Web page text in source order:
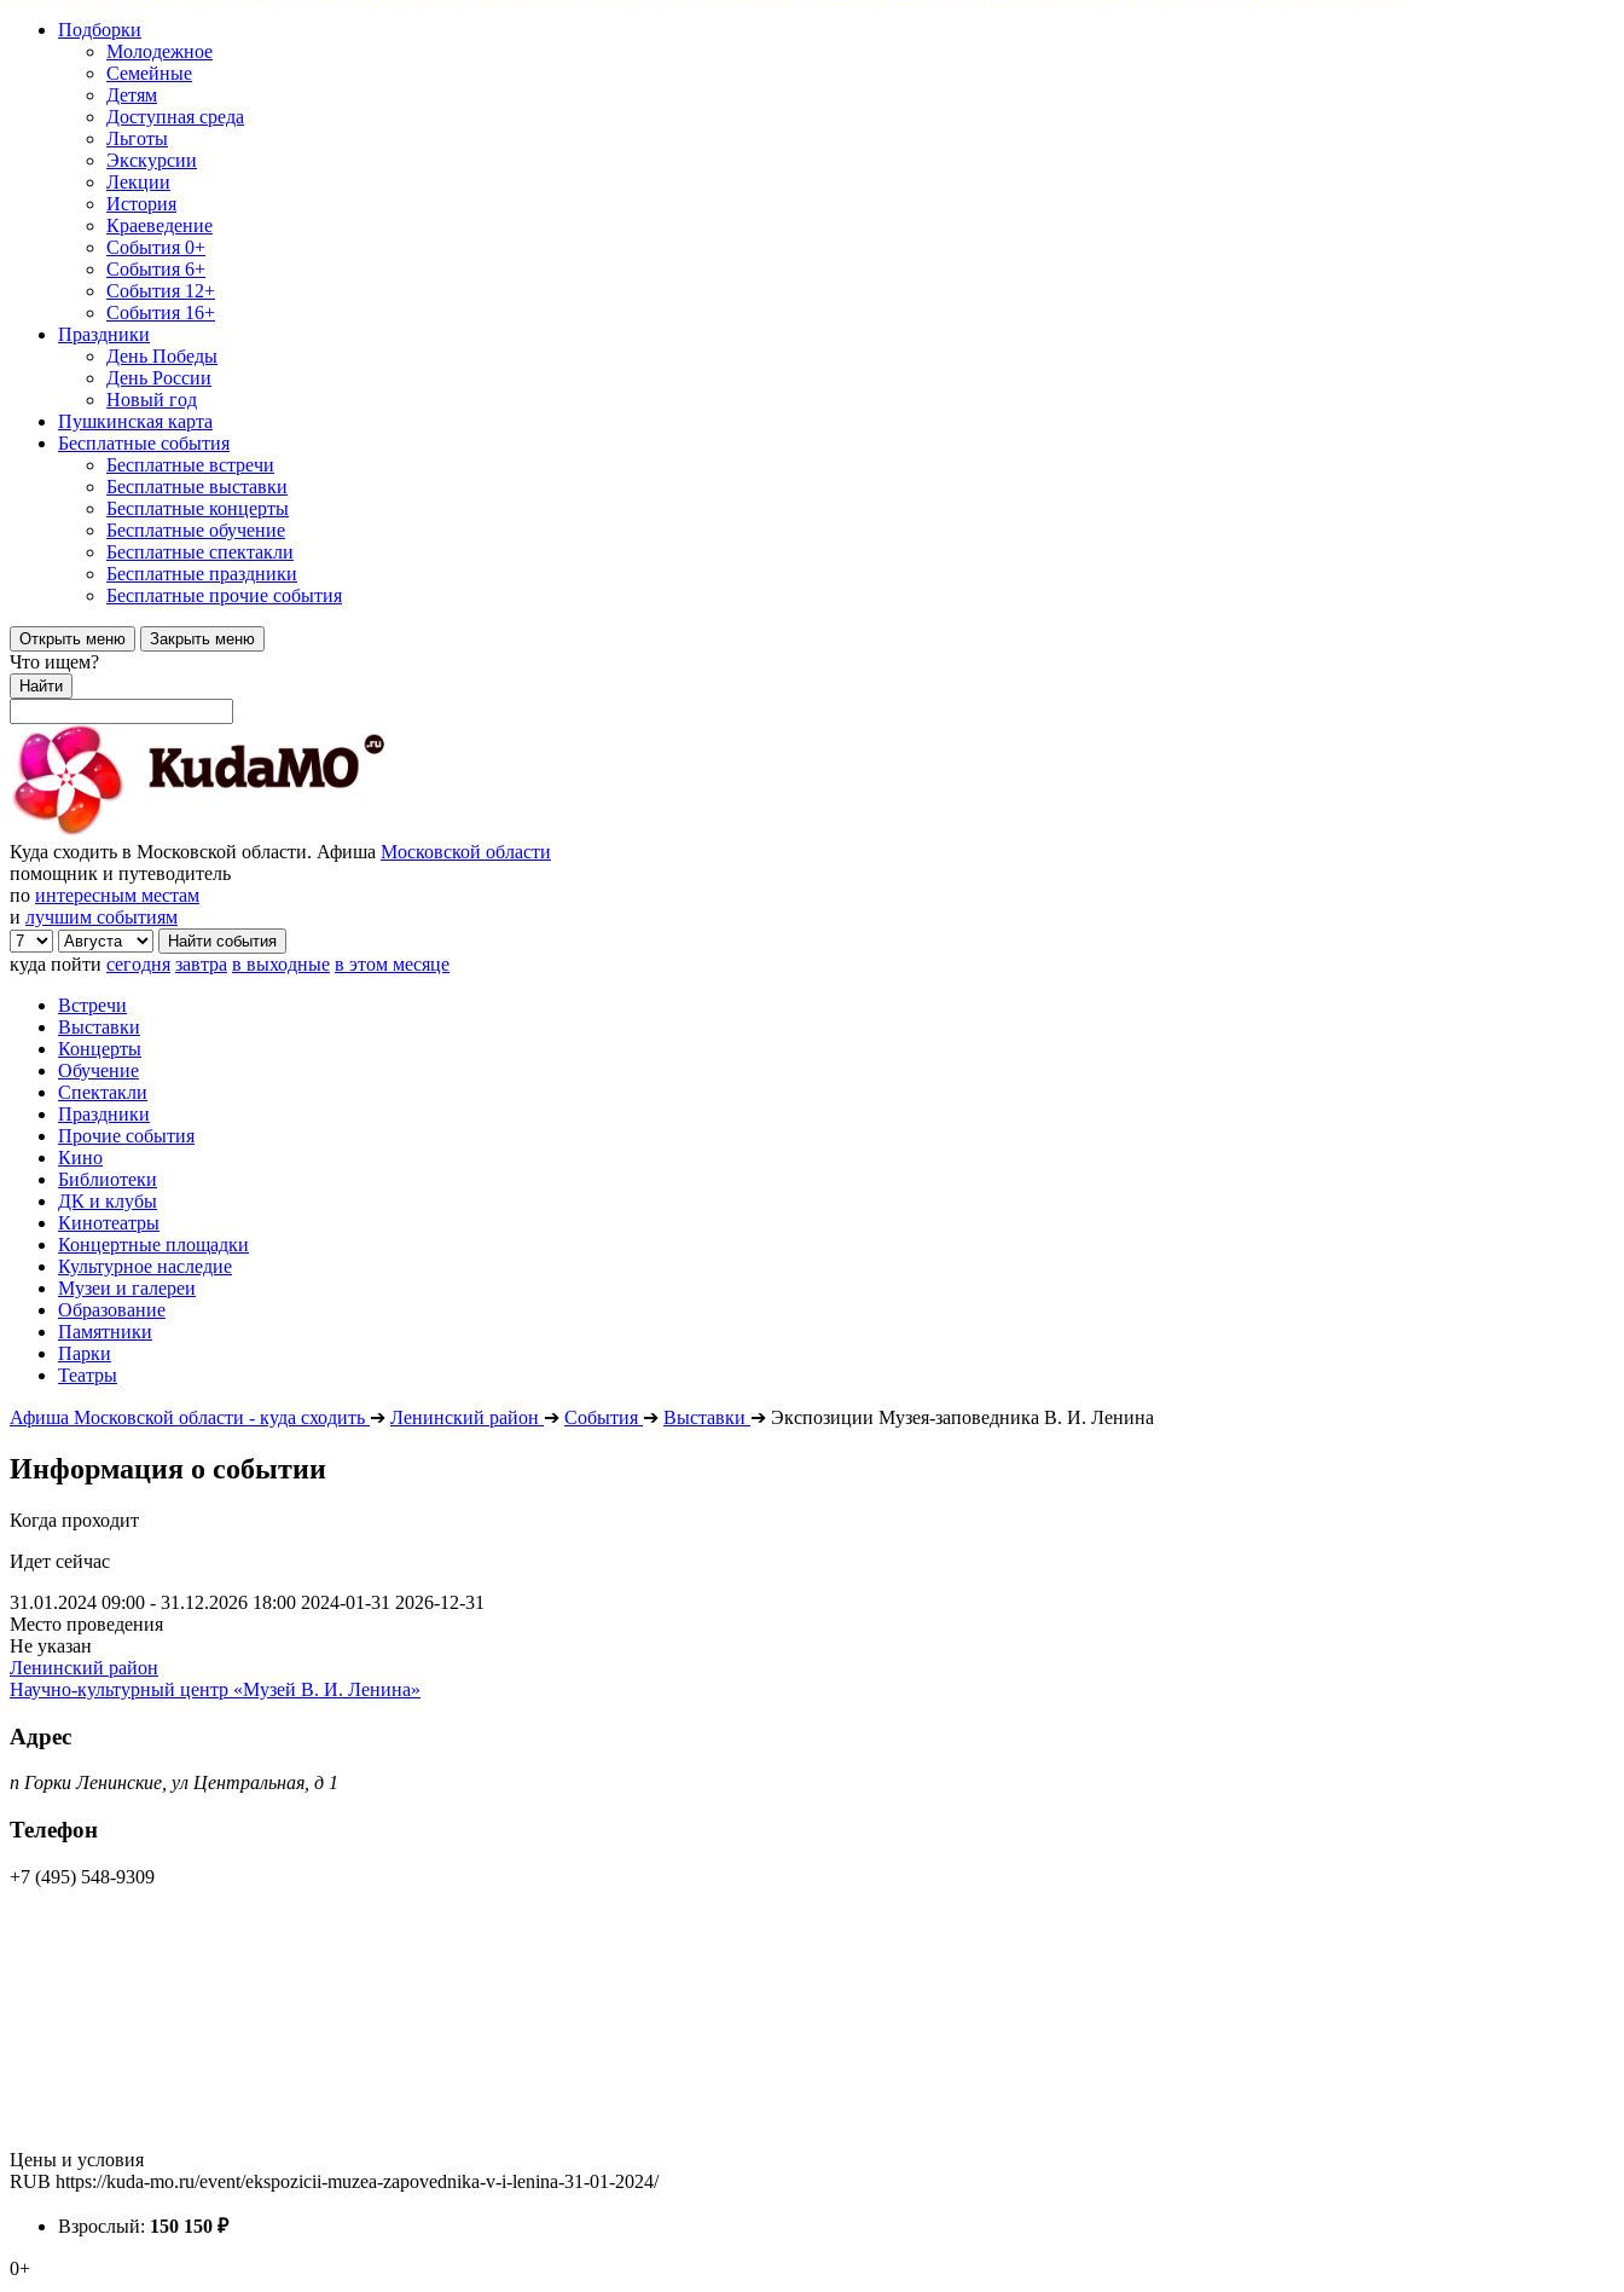
Подборки
Молодежное
Семейные
Детям
Доступная среда
Льготы
Экскурсии
Лекции
История
Краеведение
События 0+
События 6+
События 12+
События 16+
Праздники
День Победы
День России
Новый год
Пушкинская карта
Бесплатные события
Бесплатные встречи
Бесплатные выставки
Бесплатные концерты
Бесплатные обучение
Бесплатные спектакли
Бесплатные праздники
Бесплатные прочие события
Открыть меню Закрыть меню
Что ищем?
Найти
Куда сходить в Московской области. Афиша Московской области
помощник и путеводитель
по интересным местам
и лучшим событиям
куда пойти сегодня завтра в выходные в этом месяце
Встречи
Выставки
Концерты
Обучение
Спектакли
Праздники
Прочие события
Кино
Библиотеки
ДК и клубы
Кинотеатры
Концертные площадки
Культурное наследие
Музеи и галереи
Образование
Памятники
Парки
Театры
Афиша Московской области - куда сходить ➔ Ленинский район ➔ События ➔ Выставки ➔ Экспозиции Музея-заповедника В. И. Ленина
Информация о событии
Когда проходит
Идет сейчас
31.01.2024 09:00 - 31.12.2026 18:00 2024-01-31 2026-12-31
Место проведения
Не указан
Ленинский район
Научно-культурный центр «Музей В. И. Ленина»
Адрес
п Горки Ленинские, ул Центральная, д 1
Телефон
+7 (495) 548-9309
Цены и условия
RUB https://kuda-mo.ru/event/ekspozicii-muzea-zapovednika-v-i-lenina-31-01-2024/
Взрослый: 150 150 ₽
0+